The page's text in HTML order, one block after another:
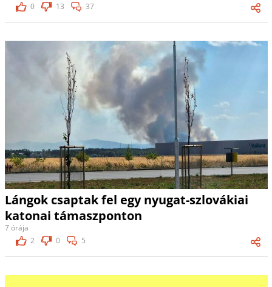
0
13 37
Lángok csaptak fel egy nyugat-szlovákiai
katonai támaszponton
7 órája
2
0 5